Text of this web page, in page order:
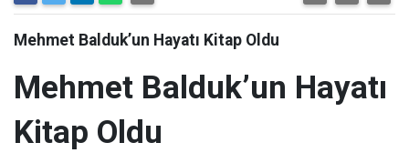
Mehmet Balduk’un Hayatı Kitap Oldu
Mehmet Balduk’un Hayatı
Kitap Oldu